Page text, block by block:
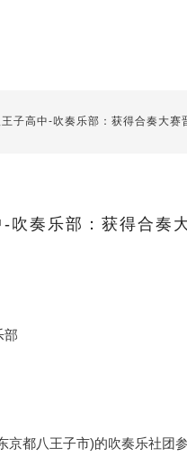
子高中-吹奏乐部：获得合奏大赛
吹奏乐部：获得合奏
部
京都八王子市)的吹奏乐社团